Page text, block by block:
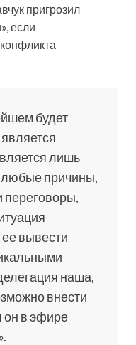
пригрозил
если
будет
лишь
любые причины,
переговоры,
ее вывести
наша,
внести
он в эфире